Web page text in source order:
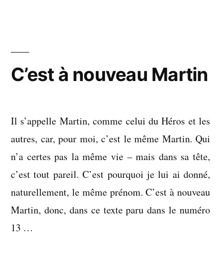
C’est à nouveau Martin
Il s’appelle Martin, comme celui du Héros et les
autres, car, pour moi, c’est le même Martin. Qui
n’a certes pas la même vie – mais dans sa tête,
c’est tout pareil. C’est pourquoi je lui ai donné,
naturellement, le même prénom. C’est à nouveau
Martin, donc, dans ce texte paru dans le numéro
13 …